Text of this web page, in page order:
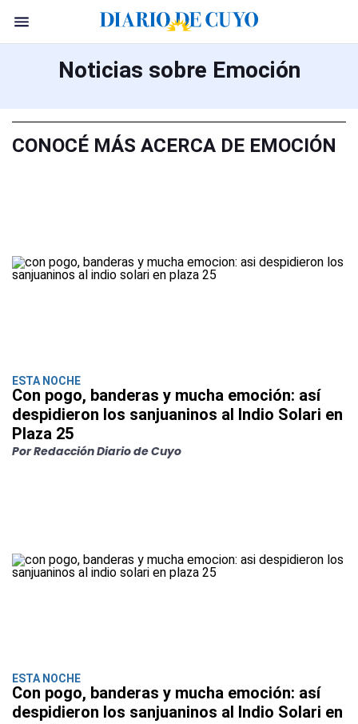
Noticias sobre Emoción
CONOCÉ MÁS ACERCA DE EMOCIÓN
ESTA NOCHE
Con pogo, banderas y mucha emoción: así
despidieron los sanjuaninos al Indio Solari en
Plaza 25
Por Redacción Diario de Cuyo
ESTA NOCHE
Con pogo, banderas y mucha emoción: así
despidieron los sanjuaninos al Indio Solari en